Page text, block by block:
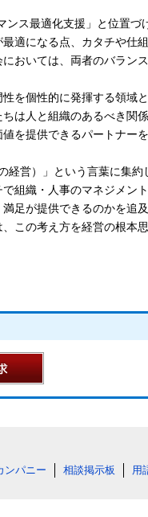
ス最適化支援」と位置づ
適になる点、カタチや仕組
おいては、両者のバラン
を個性的に発揮する領域
は人と組織のあるべき関
を提供できるパートナーを
経営）」という言葉に集約
組織・人事のマネジメン
足が提供できるのかを追
この考え方を経営の根本
ンパニー 相談掲示板 用